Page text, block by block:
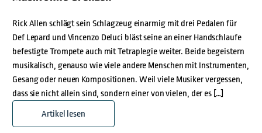
Rick Allen schlägt sein Schlagzeug einarmig mit drei Pedalen für
Def Lepard und Vincenzo Deluci bläst seine an einer Handschlaufe
befestigte Trompete auch mit Tetraplegie weiter. Beide begeistern
musikalisch, genauso wie viele andere Menschen mit Instrumenten,
Gesang oder neuen Kompositionen. Weil viele Musiker vergessen,
dass sie nicht allein sind, sondern einer von vielen, der es […]
Artikel lesen